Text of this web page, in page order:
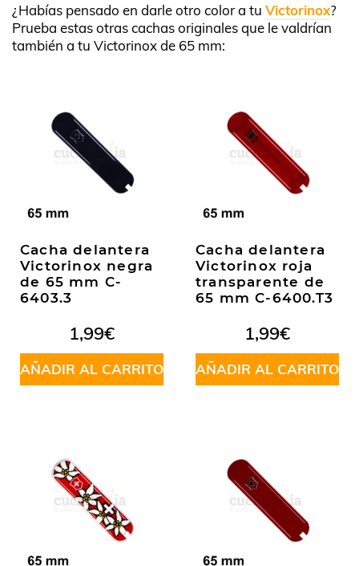
¿Habías pensado en darle otro color a tu Victorinox?
Prueba estas otras cachas originales que le valdrían
también a tu Victorinox de 65 mm:
Cacha delantera
Victorinox negra
de 65 mm C-
6403.3
1,99€
AÑADIR AL CARRITO
Cacha delantera
Victorinox roja
transparente de
65 mm C-6400.T3
1,99€
AÑADIR AL CARRITO